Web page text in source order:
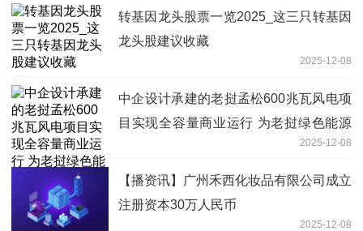
转基因龙头股票一览2025_这三只转基因
龙头股建议收藏
2025-12-08
中企设计承建的老挝孟松600兆瓦风电项
目实现全容量商业运行 为老挝绿色能源
转型注入动力（共建“一带一路”·第一现
场）
2025-12-08
【播资讯】广州禾西化妆品有限公司成立
注册资本30万人民币
2025-12-08